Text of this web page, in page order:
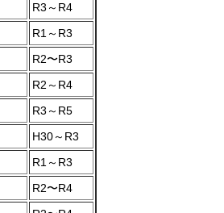
R3～R4
R1～R3
R2〜R3
R2～R4
R3～R5
H30～R3
R1～R3
R2〜R4